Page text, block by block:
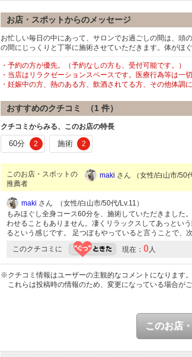
お店・スポットからのメッセージ
お忙しい毎日の中にあって、サロンでお過ごしの間は、頭
の間にじっくりと丁寧に施術させていただきます。体がほ
・予約の方が優先。（予約なしの方も、受付可能です。）
・当店はリラクゼーションスペースです。医療行為等は一切
・妊娠中の方、熱のある方、飲酒されてる方、その他体調
おすすめのクチコミ （1 件）
クチコミからみる、このお店の特長
60分 2 施術 2
このお店・スポットの
推薦者
maki さん （女性/白山市/50
maki さん （女性/白山市/50代/Lv.11）
もみほぐし全身コース60分を、施術していただきました
わせることもありません。凄くリラックスしてあっとい
るという感じです。 足つぼもやっていると言うことで、
このクチコミに 現在： 0 人
※クチコミ情報はユーザーの主観的なコメントになります。
これらは投稿時の情報のため、変更になっている場合が
このお店